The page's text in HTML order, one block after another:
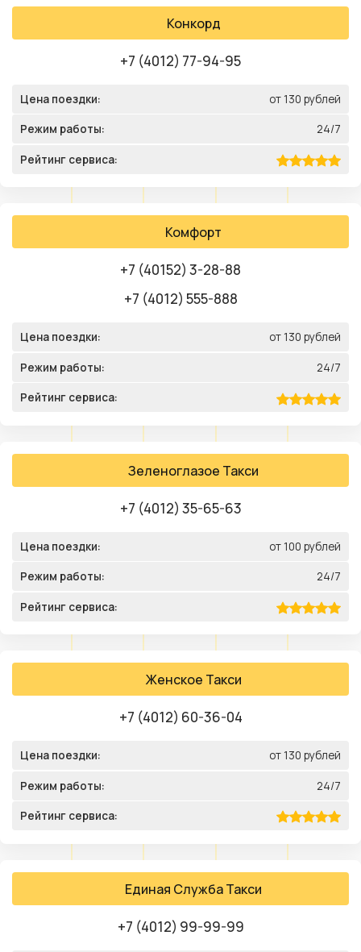
Конкорд
+7 (4012) 77-94-95
Цена поездки: от 130 рублей
Режим работы: 24/7
Рейтинг сервиса:
Комфорт
+7 (40152) 3-28-88
+7 (4012) 555-888
Цена поездки: от 130 рублей
Режим работы: 24/7
Рейтинг сервиса:
Зеленоглазое Такси
+7 (4012) 35-65-63
Цена поездки: от 100 рублей
Режим работы: 24/7
Рейтинг сервиса:
Женское Такси
+7 (4012) 60-36-04
Цена поездки: от 130 рублей
Режим работы: 24/7
Рейтинг сервиса:
Единая Служба Такси
+7 (4012) 99-99-99